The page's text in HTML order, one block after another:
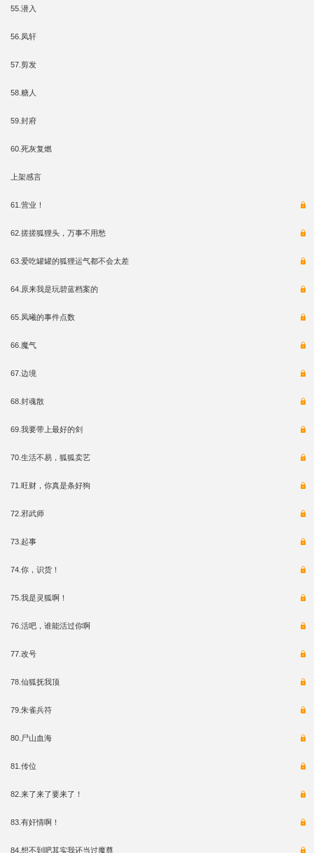
55.潜入
56.凤轩
57.剪发
58.糖人
59.封府
60.死灰复燃
上架感言
61.营业！
62.搓搓狐狸头，万事不用愁
63.爱吃罐罐的狐狸运气都不会太差
64.原来我是玩碧蓝档案的
65.凤曦的事件点数
66.魔气
67.边境
68.封魂散
69.我要带上最好的剑
70.生活不易，狐狐卖艺
71.旺财，你真是条好狗
72.邪武师
73.起事
74.你，识货！
75.我是灵狐啊！
76.活吧，谁能活过你啊
77.改号
78.仙狐抚我顶
79.朱雀兵符
80.尸山血海
81.传位
82.来了来了要来了！
83.有奸情啊！
84.想不到吧其实我还当过魔尊